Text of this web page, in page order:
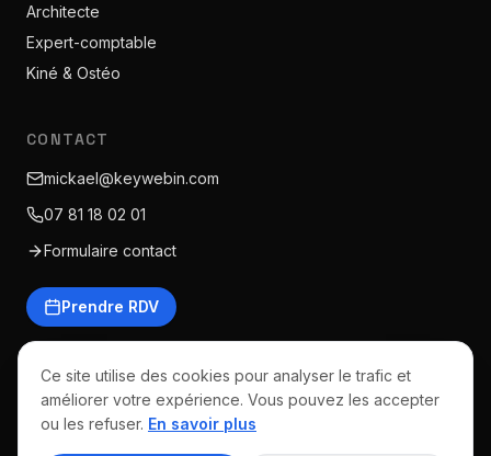
Architecte
Expert-comptable
Kiné & Ostéo
CONTACT
mickael@keywebin.com
07 81 18 02 01
Formulaire contact
Prendre RDV
©2026Keywebin · Tous droits réservés
Ce site utilise des cookies pour analyser le trafic et
améliorer votre expérience. Vous pouvez les accepter
ou les refuser. En savoir plus